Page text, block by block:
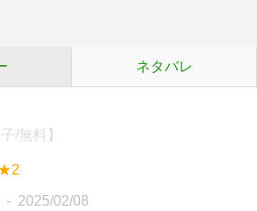
ネタバレ
子/無料】
2025/02/08